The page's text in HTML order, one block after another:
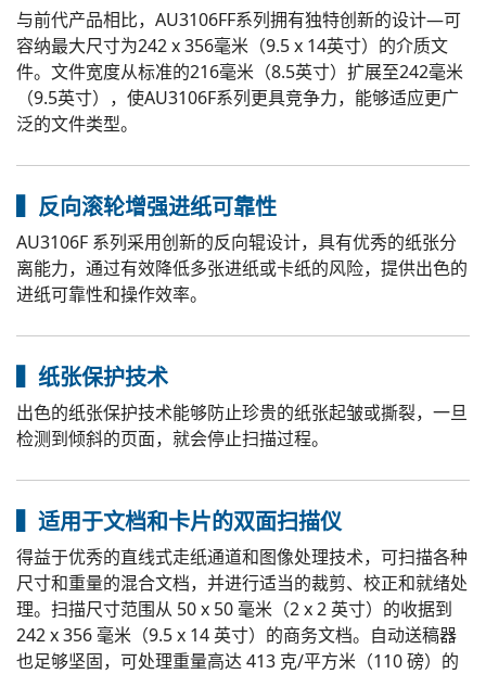
与前代产品相比，AU3106FF系列拥有独特创新的设计—可
容纳最大尺寸为242 x 356毫米（9.5 x 14英寸）的介质文
件。文件宽度从标准的216毫米（8.5英寸）扩展至242毫米
（9.5英寸），使AU3106F系列更具竞争力，能够适应更广
泛的文件类型。
▍反向滚轮增强进纸可靠性
AU3106F 系列采用创新的反向辊设计，具有优秀的纸张分
离能力，通过有效降低多张进纸或卡纸的风险，提供出色的
进纸可靠性和操作效率。
▍纸张保护技术
出色的纸张保护技术能够防止珍贵的纸张起皱或撕裂，一旦
检测到倾斜的页面，就会停止扫描过程。
▍适用于文档和卡片的双面扫描仪
得益于优秀的直线式走纸通道和图像处理技术，可扫描各种
尺寸和重量的混合文档，并进行适当的裁剪、校正和就绪处
理。扫描尺寸范围从 50 x 50 毫米（2 x 2 英寸）的收据到
242 x 356 毫米（9.5 x 14 英寸）的商务文档。自动送稿器
也足够坚固，可处理重量高达 413 克/平方米（110 磅）的